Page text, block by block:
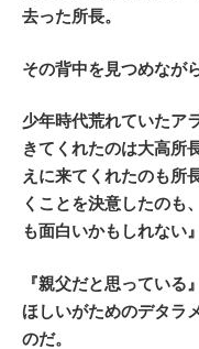
去った所長。
その背中を見つめなが
少年時代荒れていたア
きてくれたのは大高所
えに来てくれたのも所
くことを決意したのも
も面白いかもしれない
『親父だと思ってい
ほしいがためのデタラ
のだ。